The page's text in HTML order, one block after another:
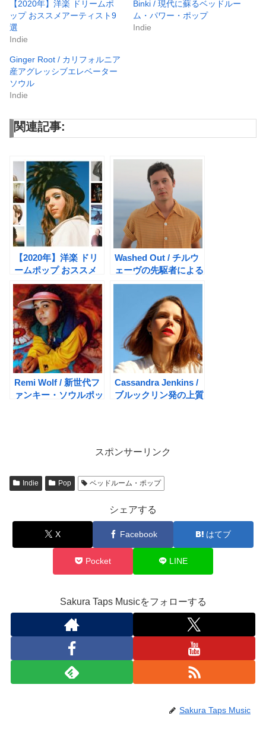
【2020年】洋楽 ドリームポ
ップ おススメアーティスト9
選
Indie
Binki / 現代に蘇るベッドルー
ム・パワー・ポップ
Indie
Ginger Root / カリフォルニア
産アグレッシブエレベーター
ソウル
Indie
関連記事:
【2020年】洋楽 ドリ
ームポップ おススメ
アーティスト9選
Washed Out / チルウ
ェーヴの先駆者による
探究
Remi Wolf / 新世代フ
ァンキー・ソウルポッ
Cassandra Jenkins /
ブルックリン発の上質
スポンサーリンク
Indie Pop ベッドルーム・ポップ
シェアする
X Facebook はてブ
Pocket LINE
Sakura Taps Musicをフォローする
Sakura Taps Music